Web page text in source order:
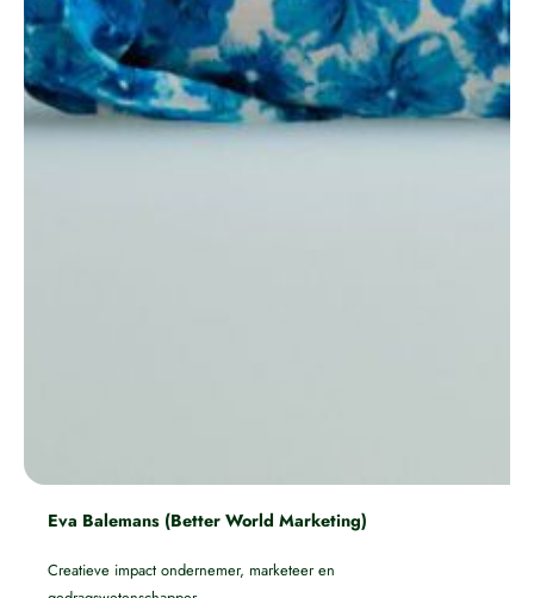
Eva Balemans (Better World Marketing)
Creatieve impact ondernemer, marketeer en